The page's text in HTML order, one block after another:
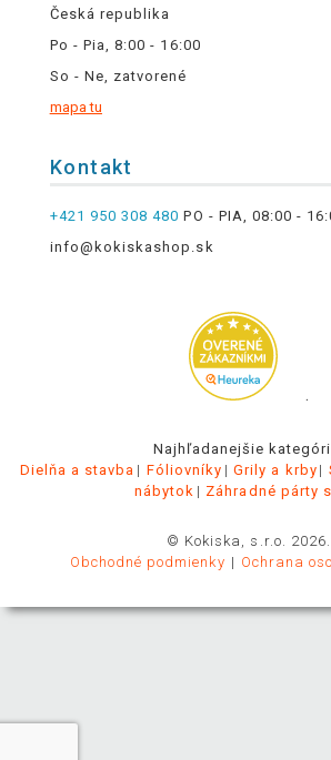
Česká republika
Po - Pia, 8:00 - 16:00
So - Ne, zatvorené
mapa tu
Kontakt
+421 950 308 480 PO - PIA, 08:00 -
info@kokiskashop.sk
.
Najhľadanejšie
Dielňa a stavba
Fóliovníky Grily a krby
nábytok
Záhradné párty
© Kokiska, s.r.o. 2026.
Obchodné podmienky
Ochrana